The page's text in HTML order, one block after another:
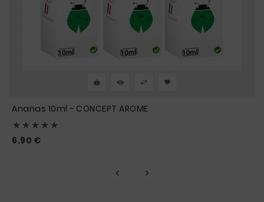
Ananas 10ml - CONCEPT AROME
    
6,90 €